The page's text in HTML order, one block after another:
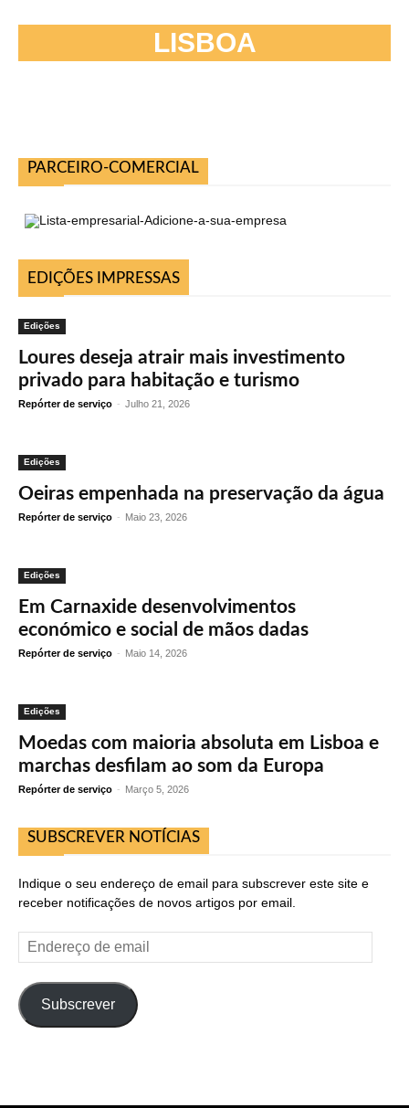
LISBOA
PARCEIRO-COMERCIAL
EDIÇÕES IMPRESSAS
Edições
Loures deseja atrair mais investimento
privado para habitação e turismo
Repórter de serviço - Julho 21, 2026
Edições
Oeiras empenhada na preservação da água
Repórter de serviço - Maio 23, 2026
Edições
Em Carnaxide desenvolvimentos
económico e social de mãos dadas
Repórter de serviço - Maio 14, 2026
Edições
Moedas com maioria absoluta em Lisboa e
marchas desfilam ao som da Europa
Repórter de serviço - Março 5, 2026
SUBSCREVER NOTÍCIAS
Indique o seu endereço de email para subscrever este site e
receber notificações de novos artigos por email.
Endereço
de
Subscrever